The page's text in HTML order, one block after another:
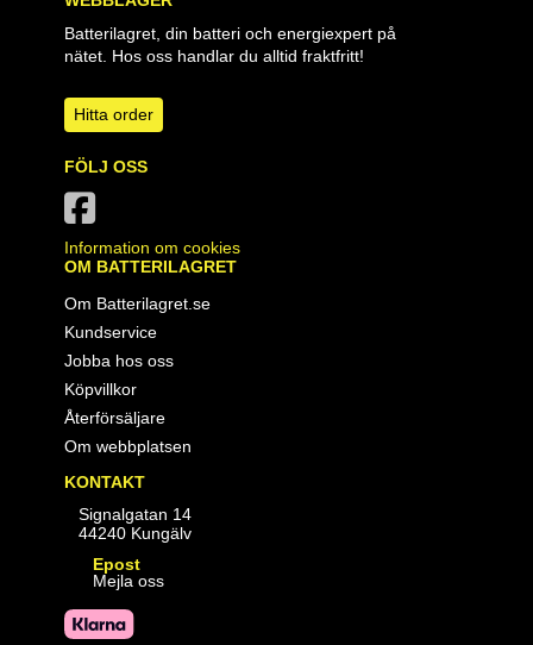
Batterilagret, din batteri och energiexpert på
nätet. Hos oss handlar du alltid fraktfritt!
Hitta order
FÖLJ OSS
Information om cookies
OM BATTERILAGRET
Om Batterilagret.se
Kundservice
Jobba hos oss
Köpvillkor
Återförsäljare
Om webbplatsen
KONTAKT
Signalgatan 14
44240 Kungälv
Epost
Mejla oss